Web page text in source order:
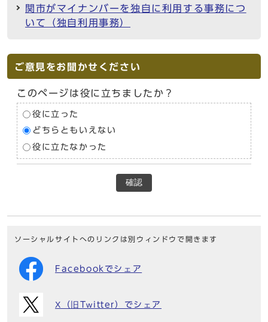
関市がマイナンバーを独自に利用する事務につ
いて（独自利用事務）
ご意見をお聞かせください
このページは役に立ちましたか？
役に立った
どちらともいえない
役に立たなかった
確認
ソーシャルサイトへのリンクは別ウィンドウで開きます
Facebookでシェア
X（旧Twitter）でシェア